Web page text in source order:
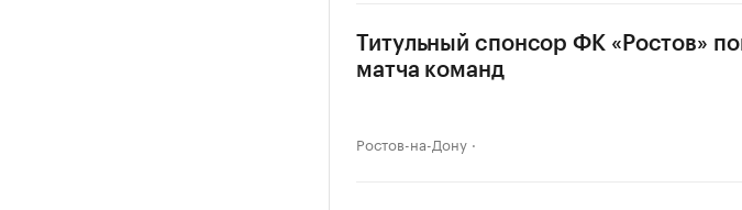
Титульный спонсор ФК «Ростов»
матча команд
Ростов-на-Дону